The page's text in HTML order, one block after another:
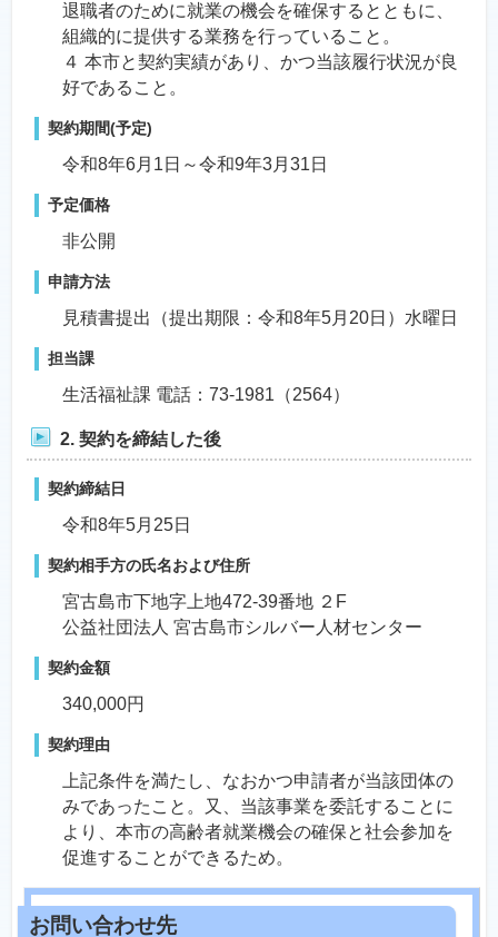
退職者のために就業の機会を確保するとともに、
組織的に提供する業務を行っていること。
４ 本市と契約実績があり、かつ当該履行状況が良
好であること。
契約期間(予定)
令和8年6月1日～令和9年3月31日
予定価格
非公開
申請方法
見積書提出（提出期限：令和8年5月20日）水曜日
担当課
生活福祉課 電話：73-1981（2564）
2. 契約を締結した後
契約締結日
令和8年5月25日
契約相手方の氏名および住所
宮古島市下地字上地472-39番地 ２F
公益社団法人 宮古島市シルバー人材センター
契約金額
340,000円
契約理由
上記条件を満たし、なおかつ申請者が当該団体の
みであったこと。又、当該事業を委託することに
より、本市の高齢者就業機会の確保と社会参加を
促進することができるため。